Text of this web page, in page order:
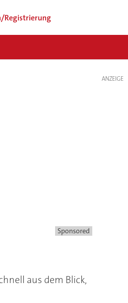
Registrierung
Sponsored
aus dem Blick,
ANZEIGE